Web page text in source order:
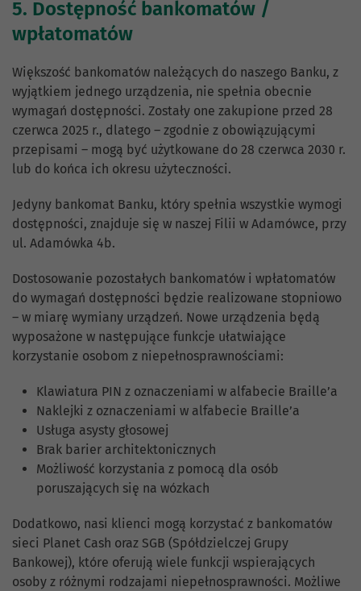
5. Dostępność bankomatów /
wpłatomatów
Większość bankomatów należących do naszego Banku, z
wyjątkiem jednego urządzenia, nie spełnia obecnie
wymagań dostępności. Zostały one zakupione przed 28
czerwca 2025 r., dlatego – zgodnie z obowiązującymi
przepisami – mogą być użytkowane do 28 czerwca 2030 r.
lub do końca ich okresu użyteczności.
Jedyny bankomat Banku, który spełnia wszystkie wymogi
dostępności, znajduje się w naszej Filii w Adamówce, przy
ul. Adamówka 4b.
Dostosowanie pozostałych bankomatów i wpłatomatów
do wymagań dostępności będzie realizowane stopniowo
– w miarę wymiany urządzeń. Nowe urządzenia będą
wyposażone w następujące funkcje ułatwiające
korzystanie osobom z niepełnosprawnościami:
Klawiatura PIN z oznaczeniami w alfabecie Braille’a
Naklejki z oznaczeniami w alfabecie Braille’a
Usługa asysty głosowej
Brak barier architektonicznych
Możliwość korzystania z pomocą dla osób
poruszających się na wózkach
Dodatkowo, nasi klienci mogą korzystać z bankomatów
sieci Planet Cash oraz SGB (Spółdzielczej Grupy
Bankowej), które oferują wiele funkcji wspierających
osoby z różnymi rodzajami niepełnosprawności. Możliwe